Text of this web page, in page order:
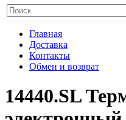
Главная
Доставка
Контакты
Обмен и возврат
14440.SL